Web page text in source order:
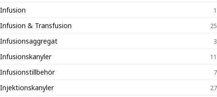
Infusion 1
Infusion & Transfusion 25
Infusionsaggregat 3
Infusionskanyler 11
Infusionstillbehör 7
Injektionskanyler 27